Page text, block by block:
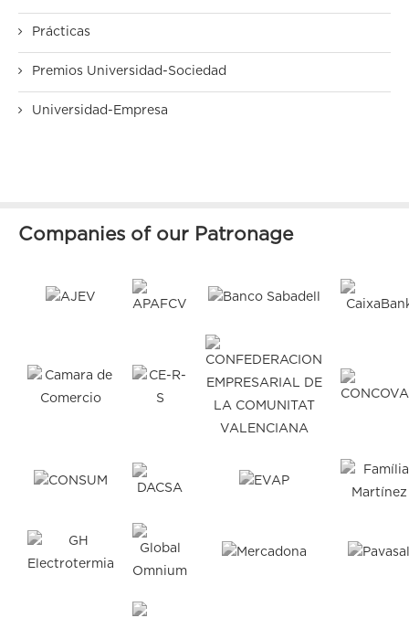
Prácticas
Premios Universidad-Sociedad
Universidad-Empresa
Companies of our Patronage